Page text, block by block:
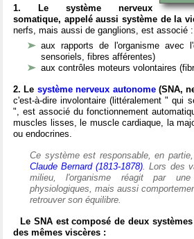
1. Le système nerveux
somatique, appelé aussi système de la
nerfs, mais aussi de ganglions, est associé :
aux rapports de l'organisme avec
sensoriels, fibres afférentes)
aux contrôles moteurs volontaires
2. Le système nerveux autonome(SNA,
c'est-à-dire involontaire (littéralement " qui
", est associé du fonctionnement
muscles lisses, le muscle cardiaque, la
ou endocrines.
Ce système est responsable, en
Claude Bernard (1813-1878). Lors des
milieu, l'organisme réagit par
physiologiques, mais aussi
retrouver son équilibre.
Le SNA est composé de deux
des mêmes viscères :